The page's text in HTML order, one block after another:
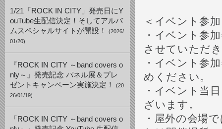
1/21「ROCK IN CITY」発売日にY
ouTube生配信決定！そしてアルバ
ムスペシャルサイトが開設！
(2026/
01/20)
『ROCK IN CITY ～band covers o
nly～』発売記念 パネル展＆プレ
ゼントキャンペーン実施決定！
(20
26/01/19)
「ROCK IN CITY ～band covers o
＜イベント参
・イベント参
させていただ
・イベント参
めください。
・イベント当
ざいます。
・屋外の会場